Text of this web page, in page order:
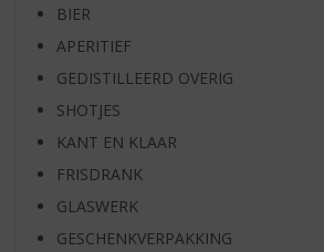
BIER
APERITIEF
GEDISTILLEERD OVERIG
SHOTJES
KANT EN KLAAR
FRISDRANK
GLASWERK
GESCHENKVERPAKKING